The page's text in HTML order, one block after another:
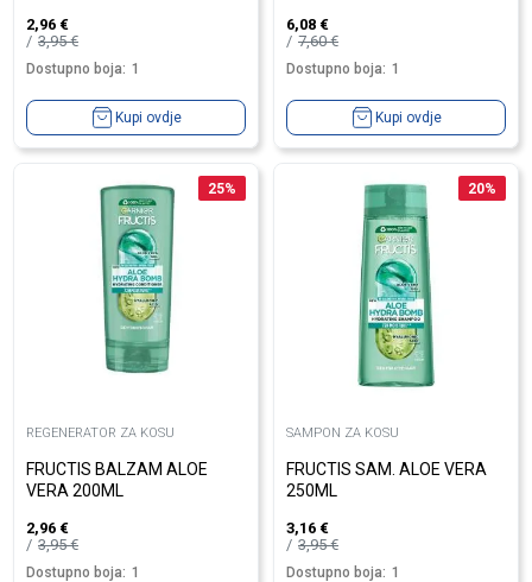
2,96 €
3,95€
Dostupno boja: 1
Kupi ovdje
6,08 €
7,60€
Dostupno boja: 1
Kupi ovdje
25%
REGENERATOR ZA KOSU
FRUCTIS BALZAM ALOE
VERA 200ML
2,96 €
3,95€
Dostupno boja: 1
20%
SAMPON ZA KOSU
FRUCTIS SAM. ALOE VERA
250ML
3,16 €
3,95€
Dostupno boja: 1